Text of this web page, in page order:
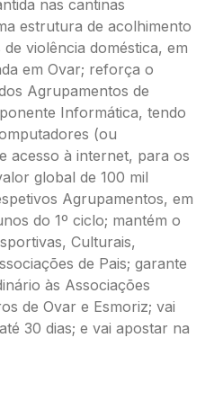
nas cantinas
estrutura de acolhimento
violência doméstica, em
em Ovar; reforça o
Agrupamentos de
Informática, tendo
(ou
acesso à internet, para os
global de 100 mil
Agrupamentos, em
do 1º ciclo; mantém o
Culturais,
de Pais; garante
às Associações
de Ovar e Esmoriz; vai
30 dias; e vai apostar na